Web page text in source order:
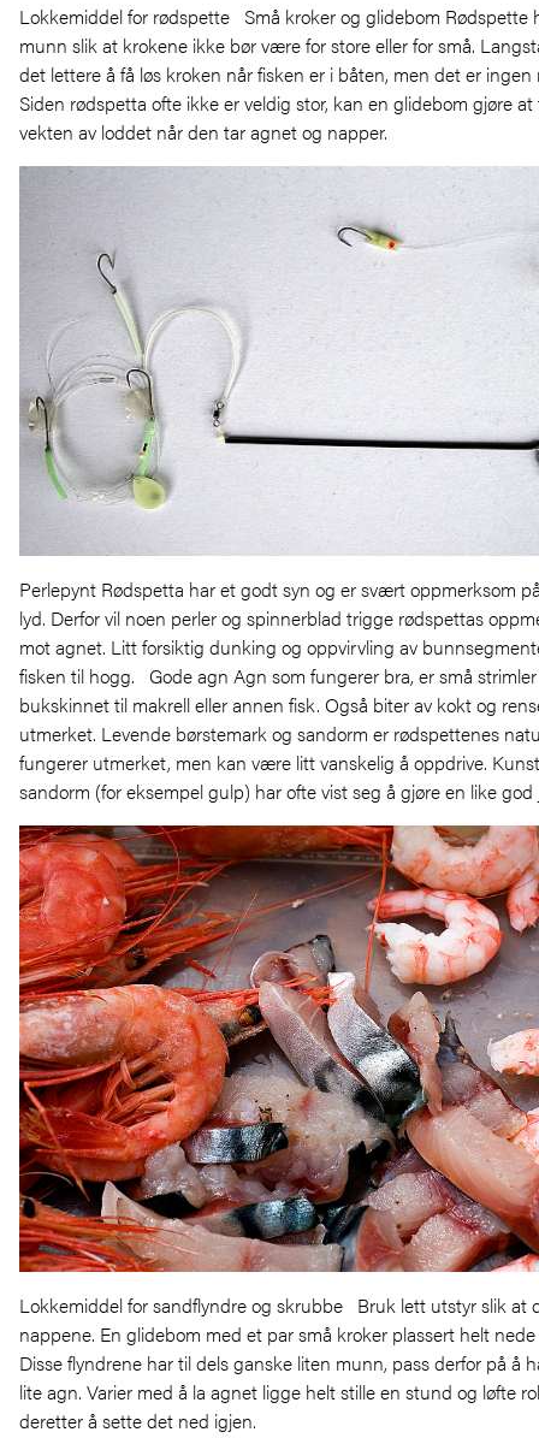
Lokkemiddel for rødspette Små kroker og glidebom Rødspette
munn slik at krokene ikke bør være for store eller for små.
det lettere å få løs kroken når fisken er i båten, men det er
Siden rødspetta ofte ikke er veldig stor, kan en glidebom gjøre
vekten av loddet når den tar agnet og napper.
Perlepynt Rødspetta har et godt syn og er svært oppmerksom
lyd. Derfor vil noen perler og spinnerblad trigge rødspettas
mot agnet. Litt forsiktig dunking og oppvirvling av
fisken til hogg. Gode agn Agn som fungerer bra, er små
bukskinnet til makrell eller annen fisk. Også biter av kokt og
utmerket. Levende børstemark og sandorm er rødspettenes
fungerer utmerket, men kan være litt vanskelig å oppdrive.
sandorm (for eksempel gulp) har ofte vist seg å gjøre en like god
Lokkemiddel for sandflyndre og skrubbe Bruk lett utstyr slik at
nappene. En glidebom med et par små kroker plassert helt
Disse flyndrene har til dels ganske liten munn, pass derfor på å
lite agn. Varier med å la agnet ligge helt stille en stund og løfte
deretter å sette det ned igjen.